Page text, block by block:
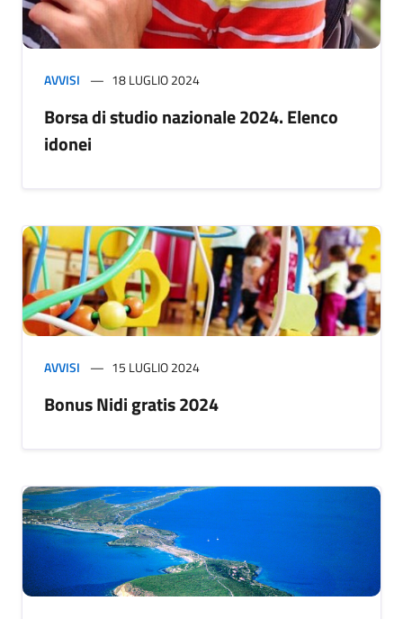
AVVISI 18 LUGLIO 2024
Borsa di studio nazionale 2024. Elenco
idonei
AVVISI 15 LUGLIO 2024
Bonus Nidi gratis 2024